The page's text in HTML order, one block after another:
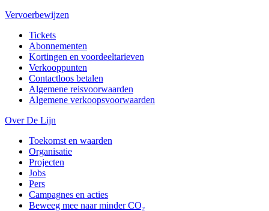
Vervoerbewijzen
Tickets
Abonnementen
Kortingen en voordeeltarieven
Verkooppunten
Contactloos betalen
Algemene reisvoorwaarden
Algemene verkoopsvoorwaarden
Over De Lijn
Toekomst en waarden
Organisatie
Projecten
Jobs
Pers
Campagnes en acties
Beweeg mee naar minder CO₂